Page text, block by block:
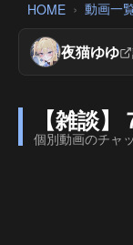
HOME 動画一
夜猫ゆゆ
【雑談
個別動画のチャ